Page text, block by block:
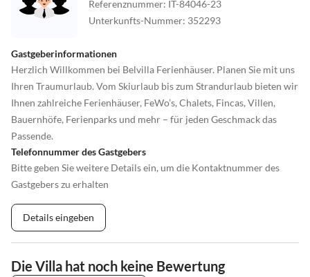
Referenznummer: IT-84046-23
Unterkunfts-Nummer: 352293
Gastgeberinformationen
Herzlich Willkommen bei Belvilla Ferienhäuser. Planen Sie mit uns
Ihren Traumurlaub. Vom Skiurlaub bis zum Strandurlaub bieten wir
Ihnen zahlreiche Ferienhäuser, FeWo’s, Chalets, Fincas, Villen,
Bauernhöfe, Ferienparks und mehr – für jeden Geschmack das
Passende.
Telefonnummer des Gastgebers
Bitte geben Sie weitere Details ein, um die Kontaktnummer des
Gastgebers zu erhalten
Details eingeben
Die Villa hat noch keine Bewertung